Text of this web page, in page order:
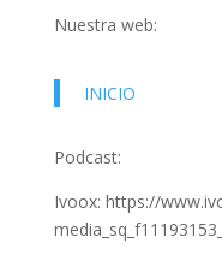
Nuestra web:
INICIO
Podcast:
Ivoox: https://